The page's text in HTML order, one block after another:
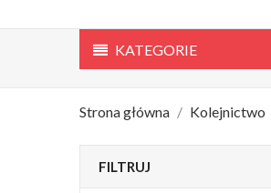
KATEGORIE
Strona główna Kolejnictwo
FILTRUJ